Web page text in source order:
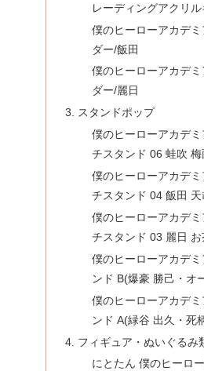
レーディングアクリ
僕のヒーローアカデ
ダー/飯田
僕のヒーローアカデ
ダー/麗日
スタンドポップ
僕のヒーローアカデ
チスタンド 06 蛙吹 梅
僕のヒーローアカデ
チスタンド 04 飯田 天
僕のヒーローアカデ
チスタンド 03 麗日 お
僕のヒーローアカデ
ンド B(爆豪 勝己・オ
僕のヒーローアカデ
ンド A(緑谷 出久・死
フィギュア・ぬいぐるみ
にとたん 僕のヒーロ